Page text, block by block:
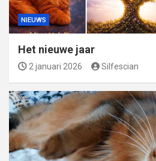
NIEUWS
Het nieuwe jaar
2 januari 2026 Silfescian